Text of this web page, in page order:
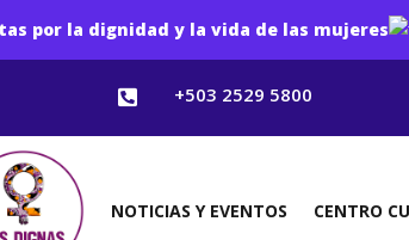
por la dignidad y la vida de las mujeres
 +503 2529 5800
NOTICIAS Y EVENTOS CENTRO